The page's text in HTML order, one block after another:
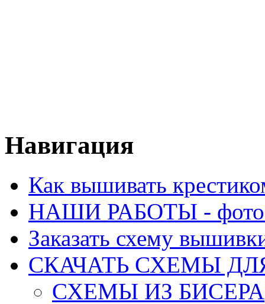
Навигация
Как вышивать
НАШИ РАБОТЫ - фото
Заказать схему
СКАЧАТЬ СХЕМЫ
СХЕМЫ ИЗ БИСЕРА